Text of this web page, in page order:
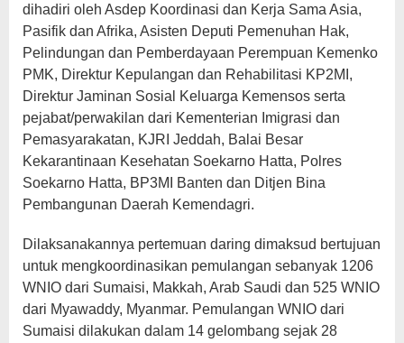
dihadiri oleh Asdep Koordinasi dan Kerja Sama Asia,
Pasifik dan Afrika, Asisten Deputi Pemenuhan Hak,
Pelindungan dan Pemberdayaan Perempuan Kemenko
PMK, Direktur Kepulangan dan Rehabilitasi KP2MI,
Direktur Jaminan Sosial Keluarga Kemensos serta
pejabat/perwakilan dari Kementerian Imigrasi dan
Pemasyarakatan, KJRI Jeddah, Balai Besar
Kekarantinaan Kesehatan Soekarno Hatta, Polres
Soekarno Hatta, BP3MI Banten dan Ditjen Bina
Pembangunan Daerah Kemendagri.
Dilaksanakannya pertemuan daring dimaksud bertujuan
untuk mengkoordinasikan pemulangan sebanyak 1206
WNIO dari Sumaisi, Makkah, Arab Saudi dan 525 WNIO
dari Myawaddy, Myanmar. Pemulangan WNIO dari
Sumaisi dilakukan dalam 14 gelombang sejak 28